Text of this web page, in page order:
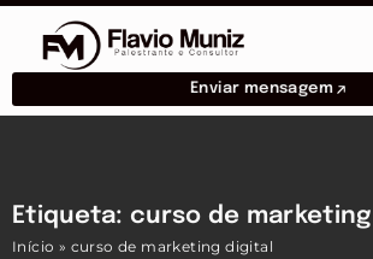
Enviar mensagem
Etiqueta: curso de marketing
Início » curso de marketing digital